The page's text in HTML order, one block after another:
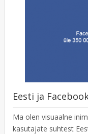
Eesti ja
Ma olen visuaalne
kasutajate suhtest